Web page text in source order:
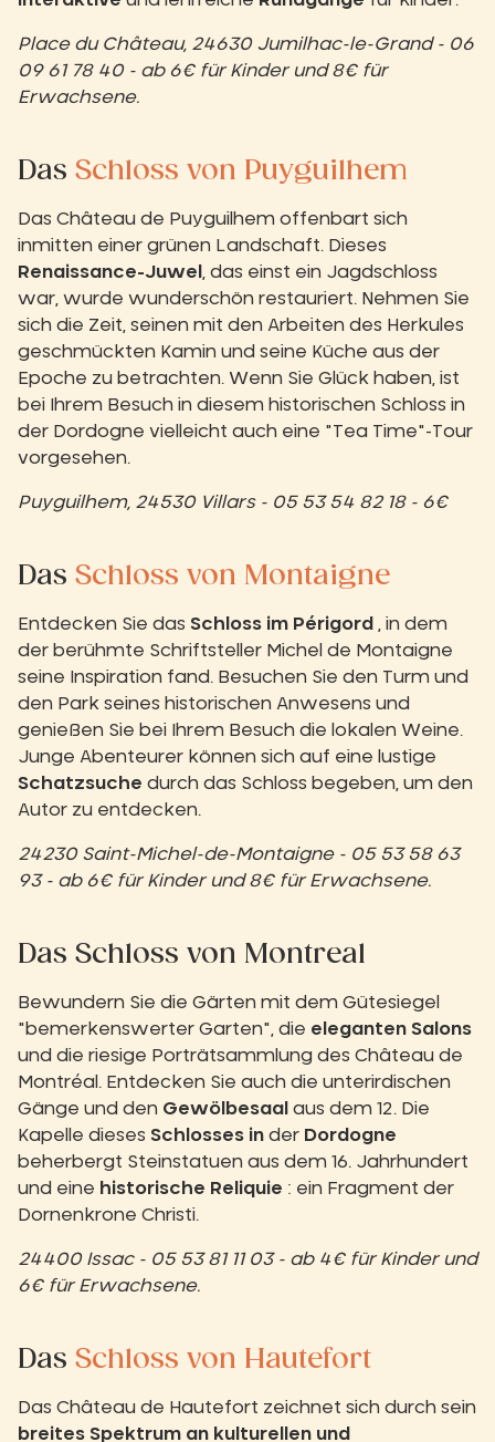
Place du Château, 24630 Jumilhac-le-Grand - 06
09 61 78 40 - ab 6€ für Kinder und 8€ für
Erwachsene.
Das Schloss von Puyguilhem
Das Château de Puyguilhem offenbart sich
inmitten einer grünen Landschaft. Dieses
Renaissance-Juwel
, das einst ein Jagdschloss
war, wurde wunderschön restauriert. Nehmen Sie
sich die Zeit, seinen mit den Arbeiten des Herkules
geschmückten Kamin und seine Küche aus der
Epoche zu betrachten. Wenn Sie Glück haben, ist
bei Ihrem Besuch in diesem historischen Schloss in
der Dordogne vielleicht auch eine "Tea Time"-Tour
vorgesehen.
Puyguilhem, 24530 Villars - 05 53 54 82 18 - 6€
Das Schloss von Montaigne
Entdecken Sie das Schloss im Périgord
, in dem
der berühmte Schriftsteller Michel de Montaigne
seine Inspiration fand. Besuchen Sie den Turm und
den Park seines historischen Anwesens und
genießen Sie bei Ihrem Besuch die lokalen Weine.
Junge Abenteurer können sich auf eine lustige
Schatzsuche durch das Schloss begeben, um den
Autor zu entdecken.
24230 Saint-Michel-de-Montaigne - 05 53 58 63
93 - ab 6€ für Kinder und 8€ für Erwachsene.
Das Schloss von Montreal
Bewundern Sie die Gärten mit dem Gütesiegel
"bemerkenswerter Garten", die eleganten Salons
und die riesige Porträtsammlung des Château de
Montréal. Entdecken Sie auch die unterirdischen
Gänge und den Gewölbesaal aus dem 12. Die
Kapelle dieses Schlosses in der Dordogne
beherbergt Steinstatuen aus dem 16. Jahrhundert
und eine historische Reliquie : ein Fragment der
Dornenkrone Christi.
24400 Issac - 05 53 81 11 03 - ab 4€ für Kinder und
6€ für Erwachsene.
Das Schloss von Hautefort
Das Château de Hautefort zeichnet sich durch sein
breites Spektrum an kulturellen und